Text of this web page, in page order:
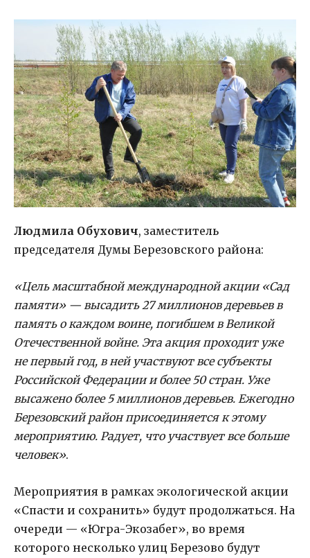
Людмила Обухович, заместитель
председателя Думы Березовского района:
«Цель масштабной международной акции «Сад
памяти» — высадить 27 миллионов деревьев в
память о каждом воине, погибшем в Великой
Отечественной войне. Эта акция проходит уже
не первый год, в ней участвуют все субъекты
Российской Федерации и более 50 стран. Уже
высажено более 5 миллионов деревьев. Ежегодно
Березовский район присоединяется к этому
мероприятию. Радует, что участвует все больше
человек».
Мероприятия в рамках экологической акции
«Спасти и сохранить» будут продолжаться. На
очереди — «Югра-Экозабег», во время
которого несколько улиц Березово будут